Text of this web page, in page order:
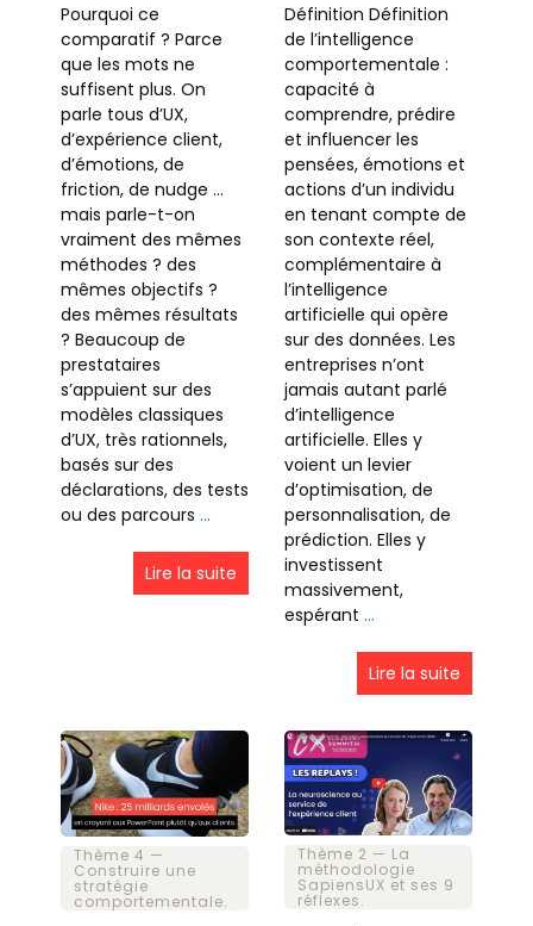
Pourquoi ce
comparatif ? Parce
que les mots ne
suffisent plus. On
parle tous d’UX,
d’expérience client,
d’émotions, de
friction, de nudge …
mais parle-t-on
vraiment des mêmes
méthodes ? des
mêmes objectifs ?
des mêmes résultats
? Beaucoup de
prestataires
s’appuient sur des
modèles classiques
d’UX, très rationnels,
basés sur des
déclarations, des tests
ou des parcours …
Lire la suite
Définition Définition
de l’intelligence
comportementale :
capacité à
comprendre, prédire
et influencer les
pensées, émotions et
actions d’un individu
en tenant compte de
son contexte réel,
complémentaire à
l’intelligence
artificielle qui opère
sur des données. Les
entreprises n’ont
jamais autant parlé
d’intelligence
artificielle. Elles y
voient un levier
d’optimisation, de
personnalisation, de
prédiction. Elles y
investissent
massivement,
espérant …
Lire la suite
Thème 4 —
Construire une
stratégie
comportementale.
Thème 2 — La
méthodologie
SapiensUX et ses 9
réflexes.